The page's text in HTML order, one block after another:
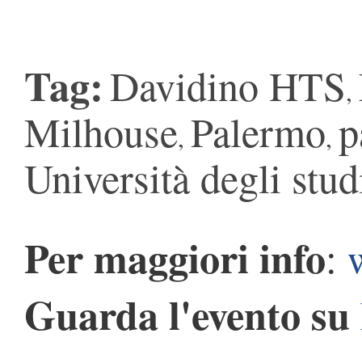
Tag:Davidino HTS,
Milhouse, Palermo,
Università degli
Per maggiori info:
Guarda l'evento su